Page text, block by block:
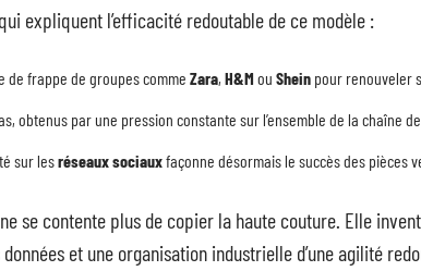
expliquent l’efficacité redoutable de ce modèle :
de frappe de groupes comme Zara, H&Mou Shein pour renouveler
obtenus par une pression constante sur l’ensemble de la chaîne
sur lesréseaux sociauxfaçonne désormais le succès des pièces
ne se contente plus de copier la haute couture. Elle
et une organisation industrielle d’une agilité